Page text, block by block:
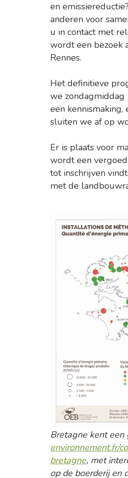
en
anderen voor
u in contact met
wordt een bezoek
Rennes.
Het definitieve
we
een
sluiten we af op
Er is plaats voor
wordt een
tot inschrijven
met de
Bretagne kent
environnement.fr/
bretagne, met
op de boerderij en